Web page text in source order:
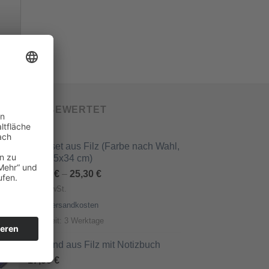
BESTEN BEWERTET
Tischset aus Filz (Farbe nach Wahl,
oval 45x34 cm)
18,80 € – 25,30 €
inkl. MwSt.
Versandkosten
Lieferzeit: 3 Werktage
Einband aus Filz mit Notizbuch
17,90€